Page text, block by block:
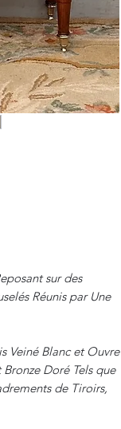
sur des
Réunis par Une
Veiné Blanc et Ouvre
Doré Tels que
de Tiroirs,